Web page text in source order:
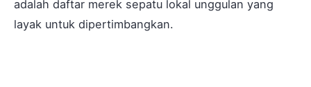
adalah daftar merek sepatu lokal unggulan yang
layak untuk dipertimbangkan.